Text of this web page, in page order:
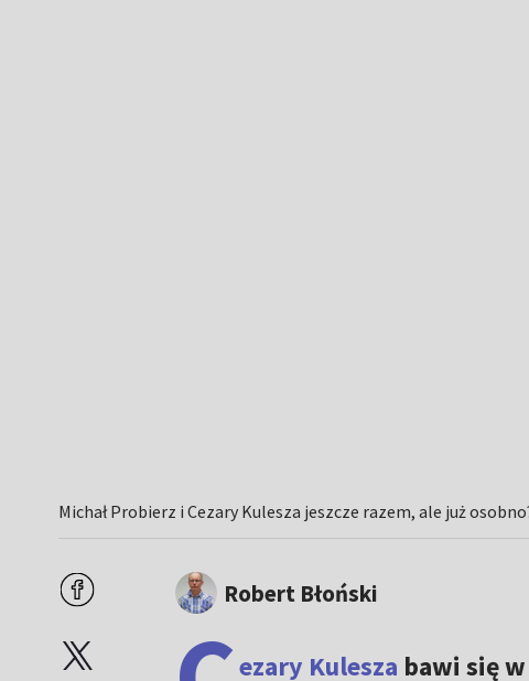
Michał Probierz i Cezary Kulesza jeszcze razem, ale już
Robert Błoński
ezary Kulesza bawi się